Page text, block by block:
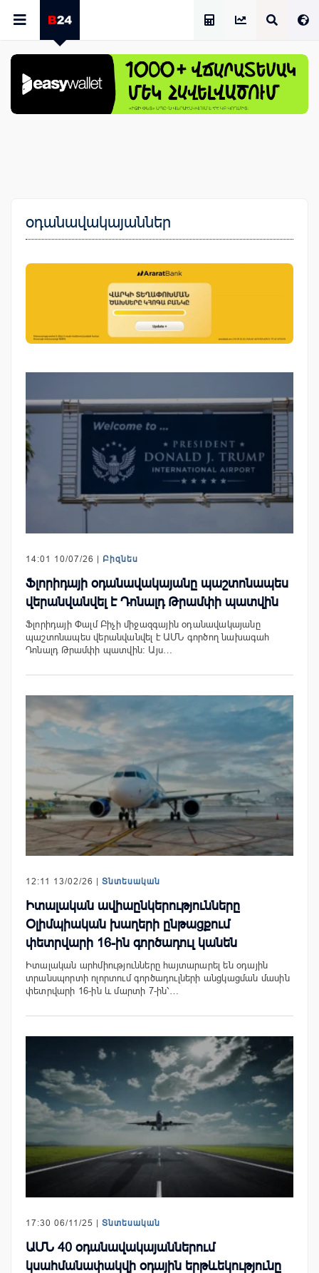
օդանավակայաններ
14:01 10/07/26 | Բիզնես
Ֆլորիդայի օդանավակայանը պաշտոնապես
վերանվանվել է Դոնալդ Թրամփի պատվին
Ֆլորիդայի Փալմ Բիչի միջազգային օդանավակայանը
պաշտոնապես վերանվանվել է ԱՄՆ գործող նախագահ
Դոնալդ Թրամփի պատվին: Այս…
12:11 13/02/26 | Տնտեսական
Իտալական ավիաընկերությունները
Օլիմպիական խաղերի ընթացքում
փետրվարի 16-ին գործադուլ կանեն
Իտալական արհմիությունները հայտարարել են օդային
տրանսպորտի ոլորտում գործադուլների անցկացման մասին
փետրվարի 16-ին և մարտի 7-ին՝…
17:30 06/11/25 | Տնտեսական
ԱՄՆ 40 օդանավակայաններում
կսահմանափակվի օդային երթևեկությունը